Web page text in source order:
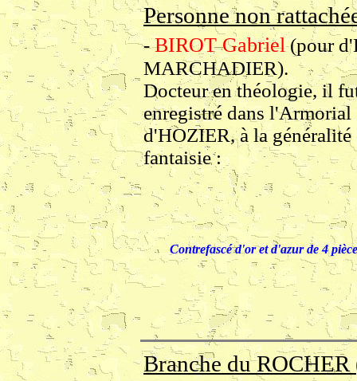
Personne non
-BIROT Gabriel(pour
MARCHADIER).
Docteur en théologie, il
enregistré dans l'Armorial
d'HOZIER, à la généralité
fantaisie :
Contrefascé d'or et d'azur de 4
Branche du